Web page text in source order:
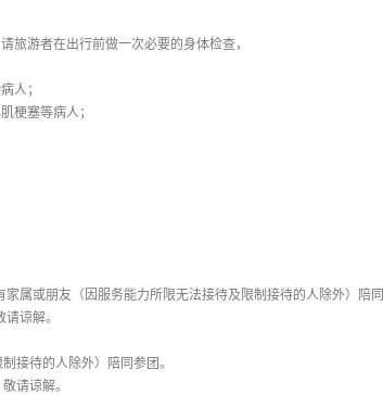
旅游者在出行前做一次必要的身体检查，
人；
梗塞等病人；
属或朋友（因服务能力所限无法接待及限制接待的人除外）陪同
谅解。
接待的人除外）陪同参团。
请谅解。